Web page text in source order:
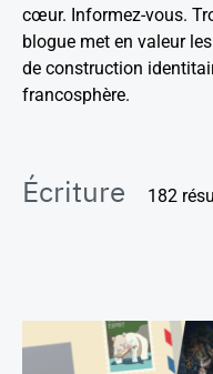
cœur. Informez-vous.
blogue met en valeur
de construction
francosphère.
Écriture 182